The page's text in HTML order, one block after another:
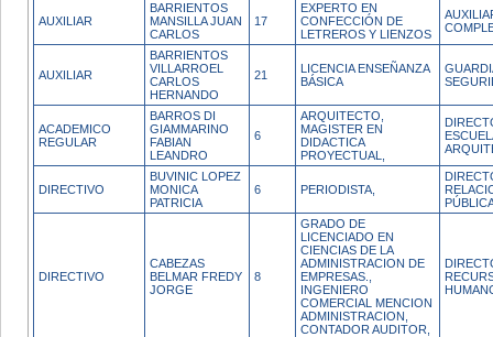
AUXILIAR
BARRIENTOS
MANSILLA JUAN
CARLOS
17
EXPERTO EN
CONFECCIÓN DE
LETREROS Y LIENZOS
AUXILIAR
BARRIENTOS
VILLARROEL
CARLOS
HERNANDO
21
LICENCIA ENSEÑANZA
BÁSICA
ACADEMICO
REGULAR
BARROS DI
GIAMMARINO
FABIAN
LEANDRO
6
ARQUITECTO,
MAGISTER EN
DIDACTICA
PROYECTUAL,
DIRECTIVO
BUVINIC LOPEZ
MONICA
PATRICIA
6 PERIODISTA,
DIRECTIVO
CABEZAS
BELMAR FREDY
JORGE
8
GRADO DE
LICENCIADO EN
CIENCIAS DE LA
ADMINISTRACION DE
EMPRESAS.,
INGENIERO
COMERCIAL MENCION
ADMINISTRACION,
CONTADOR AUDITOR,